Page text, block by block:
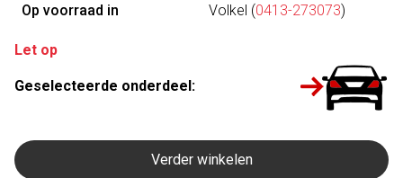
Op voorraad in
Volkel (0413-273073)
Let op
Geselecteerde onderdeel:
Verder winkelen